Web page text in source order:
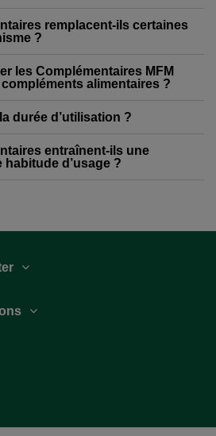
remplacent-ils certaines
?
les Complémentaires MFM
compléments alimentaires ?
durée d’utilisation ?
entraînent-ils une
d’usage ?